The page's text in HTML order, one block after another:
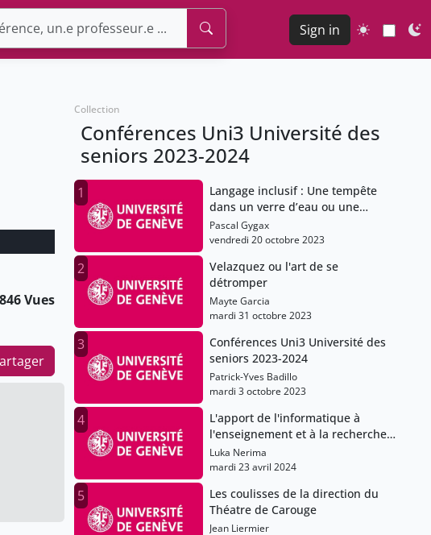
Sign in
846 Vues
Collection
Conférences Uni3 Université des
seniors 2023-2024
1
Langage inclusif : Une tempête
dans un verre d’eau ou une
réponse à un vrai problème ?
Pascal Gygax
vendredi 20 octobre 2023
2
Velazquez ou l'art de se
détromper
Mayte Garcia
mardi 31 octobre 2023
3
Conférences Uni3 Université des
seniors 2023-2024
Patrick-Yves Badillo
mardi 3 octobre 2023
4
L'apport de l'informatique à
l'enseignement et à la recherche
en science humaine
Luka Nerima
mardi 23 avril 2024
5
Les coulisses de la direction du
Théatre de Carouge
Jean Liermier